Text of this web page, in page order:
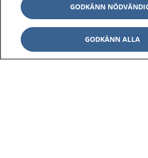
sjukdomar och vilka mottagningar
Logga in för att läsa din journal och
vårdärenden. Ring telefonnummer
sjukvårdsrådgivning dygnet runt.
1177 ger dig råd när du vill må
GODKÄNN
GODKÄNN ALLA